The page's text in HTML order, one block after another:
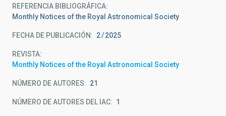
REFERENCIA BIBLIOGRÁFICA
Monthly Notices of the Royal Astronomical Society
FECHA DE PUBLICACIÓN: 2 2025
REVISTA
Monthly Notices of the Royal Astronomical Society
NÚMERO DE AUTORES 21
NÚMERO DE AUTORES DEL IAC 1